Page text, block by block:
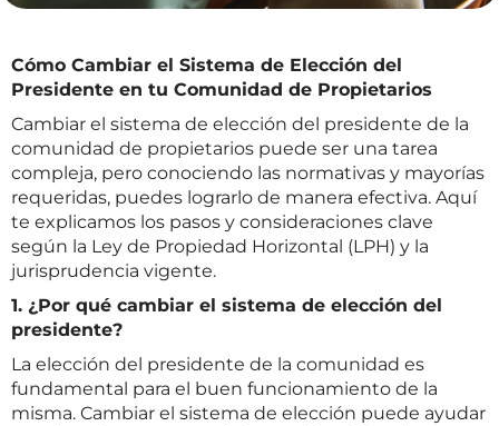
Cómo Cambiar el Sistema de Elección del
Presidente en tu Comunidad de Propietarios
Cambiar el sistema de elección del presidente de la
comunidad de propietarios puede ser una tarea
compleja, pero conociendo las normativas y mayorías
requeridas, puedes lograrlo de manera efectiva. Aquí
te explicamos los pasos y consideraciones clave
según la Ley de Propiedad Horizontal (LPH) y la
jurisprudencia vigente.
1. ¿Por qué cambiar el sistema de elección del
presidente?
La elección del presidente de la comunidad es
fundamental para el buen funcionamiento de la
misma. Cambiar el sistema de elección puede ayudar